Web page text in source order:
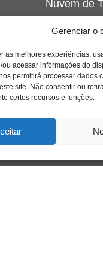
Gerenciar o
as melhores experiências,
ou acessar informações do
permitirá processar dados
site. Não consentir ou
certos recursos e funções.
Nuvem de
crianca cuidado
educação
freud infância
loucura luto